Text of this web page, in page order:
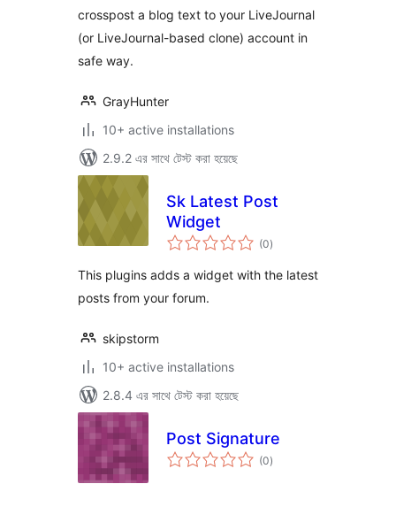
crosspost a blog text to your LiveJournal
(or LiveJournal-based clone) account in
safe way.
GrayHunter
10+ active installations
2.9.2 এর সাথে টেস্ট করা হয়েছে
Sk Latest Post
Widget
(0total
ratings
)
This plugins adds a widget with the latest
posts from your forum.
skipstorm
10+ active installations
2.8.4 এর সাথে টেস্ট করা হয়েছে
Post Signature
(0total
ratings
)